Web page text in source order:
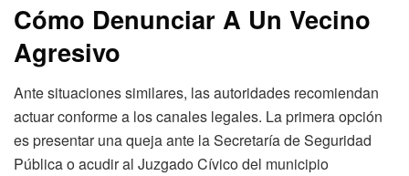
Cómo Denunciar A Un Vecino
Agresivo
Ante situaciones similares, las autoridades recomiendan
actuar conforme a los canales legales. La primera opción
es presentar una queja ante la Secretaría de Seguridad
Pública o acudir al Juzgado Cívico del municipio